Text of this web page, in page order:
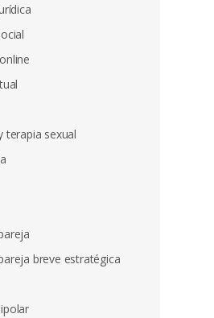
terapia sexual
breve estratégica